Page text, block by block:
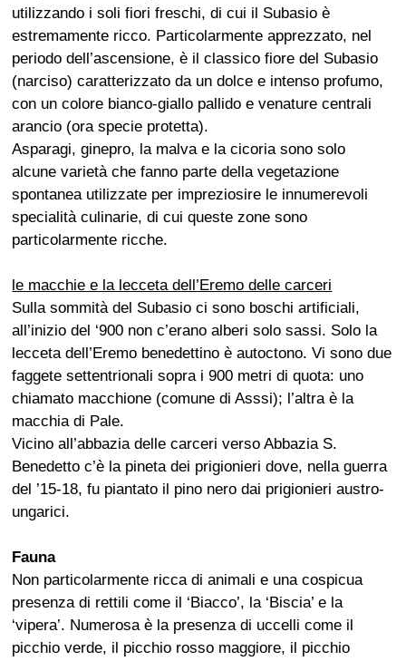
utilizzando i soli fiori freschi, di cui il Subasio è
estremamente ricco. Particolarmente apprezzato, nel
periodo dell’ascensione, è il classico fiore del Subasio
(narciso) caratterizzato da un dolce e intenso profumo,
con un colore bianco-giallo pallido e venature centrali
arancio (ora specie protetta).
Asparagi, ginepro, la malva e la cicoria sono solo
alcune varietà che fanno parte della vegetazione
spontanea utilizzate per impreziosire le innumerevoli
specialità culinarie, di cui queste zone sono
particolarmente ricche.
le macchie e la lecceta dell’Eremo delle carceri
Sulla sommità del Subasio ci sono boschi artificiali,
all’inizio del ‘900 non c’erano alberi solo sassi. Solo la
lecceta dell’Eremo benedettino è autoctono. Vi sono due
faggete settentrionali sopra i 900 metri di quota: uno
chiamato macchione (comune di Asssi); l’altra è la
macchia di Pale.
Vicino all’abbazia delle carceri verso Abbazia S.
Benedetto c’è la pineta dei prigionieri dove, nella guerra
del ’15-18, fu piantato il pino nero dai prigionieri austro-
ungarici.
Fauna
Non particolarmente ricca di animali e una cospicua
presenza di rettili come il ‘Biacco’, la ‘Biscia’ e la
‘vipera’. Numerosa è la presenza di uccelli come il
picchio verde, il picchio rosso maggiore, il picchio